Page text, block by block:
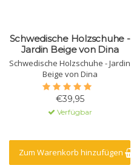
Schwedische Holzschuhe -
Jardin Beige von Dina
Schwedische Holzschuhe - Jardin
Beige von Dina
€39,95
Verfügbar
Zum Warenkorb hinzufügen